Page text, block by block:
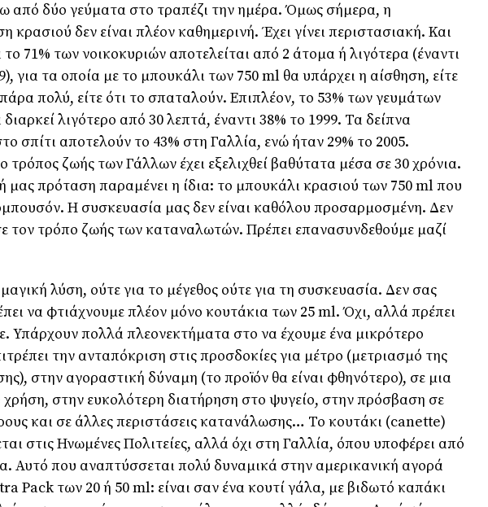
από δύο γεύματα στο τραπέζι την ημέρα. Όμως σήμερα, η
κρασιού δεν είναι πλέον καθημερινή. Έχει γίνει περιστασιακή. Και
71% των νοικοκυριών αποτελείται από 2 άτομα ή λιγότερα (έναντι
για τα οποία με το μπουκάλι των 750 ml θα υπάρχει η αίσθηση, είτε
πολύ, είτε ότι το σπαταλούν. Επιπλέον, το 53% των γευμάτων
λιγότερο από 30 λεπτά, έναντι 38% το 1999. Τα δείπνα
σπίτι αποτελούν το 43% στη Γαλλία, ενώ ήταν 29% το 2005.
τρόπος ζωής των Γάλλων έχει εξελιχθεί βαθύτατα μέσα σε 30 χρόνια.
μας πρόταση παραμένει η ίδια: το μπουκάλι κρασιού των 750 ml που
Η συσκευασία μας δεν είναι καθόλου προσαρμοσμένη. Δεν
τον τρόπο ζωής των καταναλωτών. Πρέπει επανασυνδεθούμε μαζί
λύση, ούτε για το μέγεθος ούτε για τη συσκευασία. Δεν σας
να φτιάχνουμε πλέον μόνο κουτάκια των 25 ml. Όχι, αλλά πρέπει
Υπάρχουν πολλά πλεονεκτήματα στο να έχουμε ένα μικρότερο
την ανταπόκριση στις προσδοκίες για μέτρο (μετριασμό της
στην αγοραστική δύναμη (το προϊόν θα είναι φθηνότερο), σε μια
στην ευκολότερη διατήρηση στο ψυγείο, στην πρόσβαση σε
και σε άλλες περιστάσεις κατανάλωσης… Το κουτάκι (canette)
στις Ηνωμένες Πολιτείες, αλλά όχι στη Γαλλία, όπου υποφέρει από
Αυτό που αναπτύσσεται πολύ δυναμικά στην αμερικανική αγορά
Pack των 20 ή 50 ml: είναι σαν ένα κουτί γάλα, με βιδωτό καπάκι